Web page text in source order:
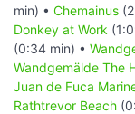
min) • Chemainus
Donkey at Work
(0:34 min) •
Wandgemälde The
Juan de Fuca
Rathtrevor Beach